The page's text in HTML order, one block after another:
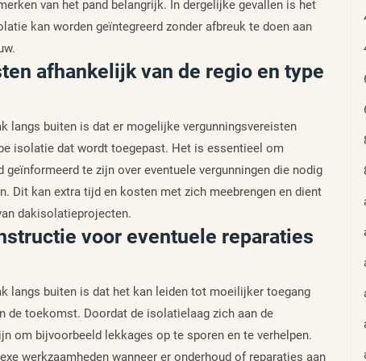
van het pand belangrijk. In dergelijke gevallen is het
kan worden geïntegreerd zonder afbreuk te doen aan
afhankelijk van de regio en type
langs buiten is dat er mogelijke vergunningsvereisten
isolatie dat wordt toegepast. Het is essentieel om
te zijn over eventuele vergunningen die nodig
Dit kan extra tijd en kosten met zich meebrengen en dient
dakisolatieprojecten.
voor eventuele reparaties
langs buiten is dat het kan leiden tot moeilijker toegang
toekomst. Doordat de isolatielaag zich aan de
om bijvoorbeeld lekkages op te sporen en te verhelpen.
werkzaamheden wanneer er onderhoud of reparaties aan